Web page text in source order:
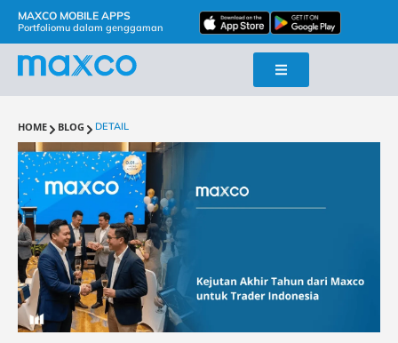
MAXCO MOBILE APPS
Portfoliomu dalam genggaman
HOME BLOG DETAIL